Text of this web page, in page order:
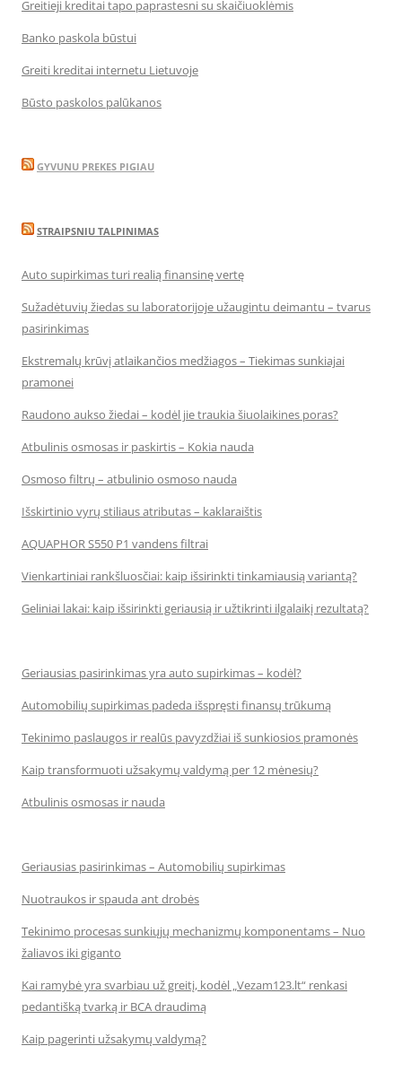
Greitieji kreditai tapo paprastesni su skaičiuoklėmis
Banko paskola būstui
Greiti kreditai internetu Lietuvoje
Būsto paskolos palūkanos
GYVUNU PREKES PIGIAU
STRAIPSNIU TALPINIMAS
Auto supirkimas turi realią finansinę vertę
Sužadėtuvių žiedas su laboratorijoje užaugintu deimantu – tvarus
pasirinkimas
Ekstremalų krūvį atlaikančios medžiagos – Tiekimas sunkiajai
pramonei
Raudono aukso žiedai – kodėl jie traukia šiuolaikines poras?
Atbulinis osmosas ir paskirtis – Kokia nauda
Osmoso filtrų – atbulinio osmoso nauda
Išskirtinio vyrų stiliaus atributas – kaklaraištis
AQUAPHOR S550 P1 vandens filtrai
Vienkartiniai rankšluosčiai: kaip išsirinkti tinkamiausią variantą?
Geliniai lakai: kaip išsirinkti geriausią ir užtikrinti ilgalaikį rezultatą?
Geriausias pasirinkimas yra auto supirkimas – kodėl?
Automobilių supirkimas padeda išspręsti finansų trūkumą
Tekinimo paslaugos ir realūs pavyzdžiai iš sunkiosios pramonės
Kaip transformuoti užsakymų valdymą per 12 mėnesių?
Atbulinis osmosas ir nauda
Geriausias pasirinkimas – Automobilių supirkimas
Nuotraukos ir spauda ant drobės
Tekinimo procesas sunkiųjų mechanizmų komponentams – Nuo
žaliavos iki giganto
Kai ramybė yra svarbiau už greitį, kodėl „Vezam123.lt“ renkasi
pedantišką tvarką ir BCA draudimą
Kaip pagerinti užsakymų valdymą?